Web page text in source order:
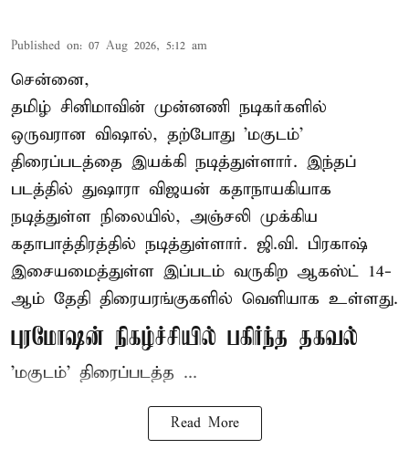
Published on: 07 Aug 2026, 5:12 am
சென்னை,
தமிழ் சினிமாவின் முன்னணி நடிகர்களில்
ஒருவரான விஷால், தற்போது 'மகுடம்'
திரைப்படத்தை இயக்கி நடித்துள்ளார். இந்தப்
படத்தில் துஷாரா விஜயன் கதாநாயகியாக
நடித்துள்ள நிலையில், அஞ்சலி முக்கிய
கதாபாத்திரத்தில் நடித்துள்ளார். ஜி.வி. பிரகாஷ்
இசையமைத்துள்ள இப்படம் வருகிற ஆகஸ்ட் 14-
ஆம் தேதி திரையரங்குகளில் வெளியாக உள்ளது.
புரமோஷன் நிகழ்ச்சியில் பகிர்ந்த தகவல்
'மகுடம்' திரைப்படத்த ...
Read More